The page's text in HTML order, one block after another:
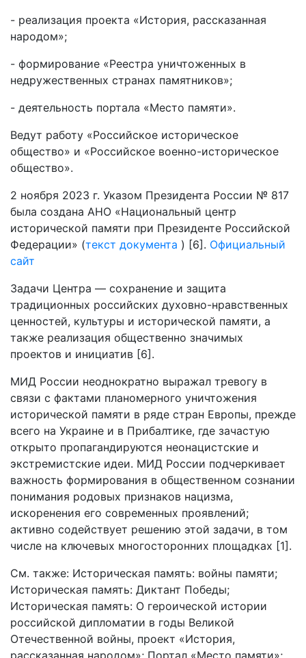
- реализация проекта «История, рассказанная
народом»;
- формирование «Реестра уничтоженных в
недружественных странах памятников»;
- деятельность портала «Место памяти».
Ведут работу «Российское историческое
общество» и «Российское военно-историческое
общество».
2 ноября 2023 г. Указом Президента России № 817
была создана АНО «Национальный центр
исторической памяти при Президенте Российской
Федерации» (текст документа ) [6]. Официальный
сайт
Задачи Центра — сохранение и защита
традиционных российских духовно-нравственных
ценностей, культуры и исторической памяти, а
также реализация общественно значимых
проектов и инициатив [6].
МИД России неоднократно выражал тревогу в
связи с фактами планомерного уничтожения
исторической памяти в ряде стран Европы, прежде
всего на Украине и в Прибалтике, где зачастую
открыто пропагандируются неонацистские и
экстремистские идеи. МИД России подчеркивает
важность формирования в общественном сознании
понимания родовых признаков нацизма,
искоренения его современных проявлений;
активно содействует решению этой задачи, в том
числе на ключевых многосторонних площадках [1].
См. также: Историческая память: войны памяти;
Историческая память: Диктант Победы;
Историческая память: О героической истории
российской дипломатии в годы Великой
Отечественной войны, проект «История,
рассказанная народом»; Портал «Место памяти»;